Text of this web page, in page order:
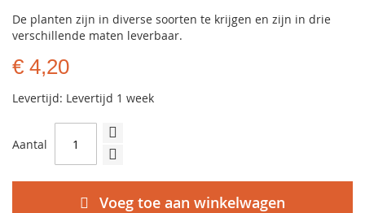
De planten zijn in diverse soorten te krijgen en zijn in drie
verschillende maten leverbaar.
€ 4,20
Levertijd: Levertijd 1 week
Aantal
Voeg toe aan winkelwagen